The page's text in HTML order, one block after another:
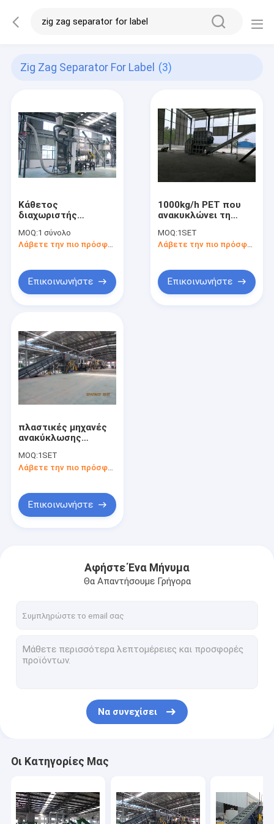
Zig Zag Separator For Label (3)
Κάθετος
διαχωριστής
νιφάδων της PET
μορφής Ζ για την
MOQ:1 σύνολο
Λάβετε την πιο πρόσφατη τιμή
Επικοινωνήστε
1000kg/h PET που
ανακυκλώνει τη
πλύσης νιφάδων
εγκαταστάσεων/
ανακύκλωσης
μπουκαλιών
κατοικίδιων ζώων,
ανακύκλωσης
MOQ:1SET
Λάβετε την πιο πρόσφατη τιμή
Επικοινωνήστε
πλαστικές μηχανές
ανακύκλωσης
100kw Wannan
MOQ:1SET
Λάβετε την πιο πρόσφατη τιμή
Επικοινωνήστε
Αφήστε Ένα Μήνυμα
Θα Απαντήσουμε Γρήγορα
Να συνεχίσει
Οι Κατηγορίες Μας